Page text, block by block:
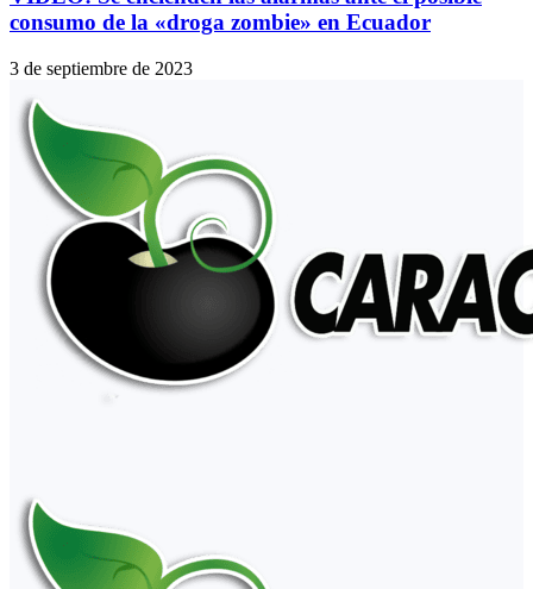
consumo de la «droga zombie» en Ecuador
3 de septiembre de 2023